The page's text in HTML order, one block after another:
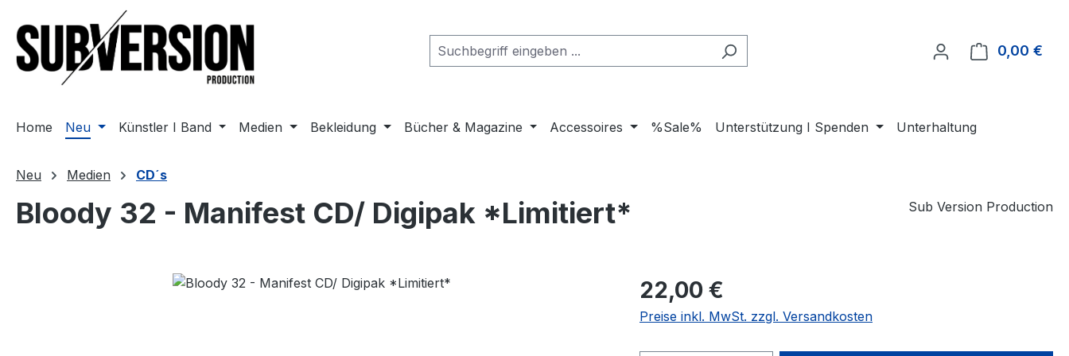
Hauptinhalt springen
Zur Suche springen
Zur Hauptnavigation springen
0,00 €
Home Neu Künstler I Band Medien Bekleidung Bücher & Magazine Accessoires %Sale% Unterstützung I Spenden Unterhaltung
Neu Medien CD´s
Bloody 32 - Manifest CD/ Digipak *Limitiert* Sub Version Production
Regulärer Preis:
22,00 €
Preise inkl. MwSt. zzgl. Versandkosten